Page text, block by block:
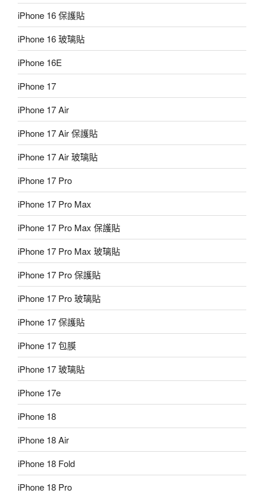
iPhone 16 保護貼
iPhone 16 玻璃貼
iPhone 16E
iPhone 17
iPhone 17 Air
iPhone 17 Air 保護貼
iPhone 17 Air 玻璃貼
iPhone 17 Pro
iPhone 17 Pro Max
iPhone 17 Pro Max 保護貼
iPhone 17 Pro Max 玻璃貼
iPhone 17 Pro 保護貼
iPhone 17 Pro 玻璃貼
iPhone 17 保護貼
iPhone 17 包膜
iPhone 17 玻璃貼
iPhone 17e
iPhone 18
iPhone 18 Air
iPhone 18 Fold
iPhone 18 Pro